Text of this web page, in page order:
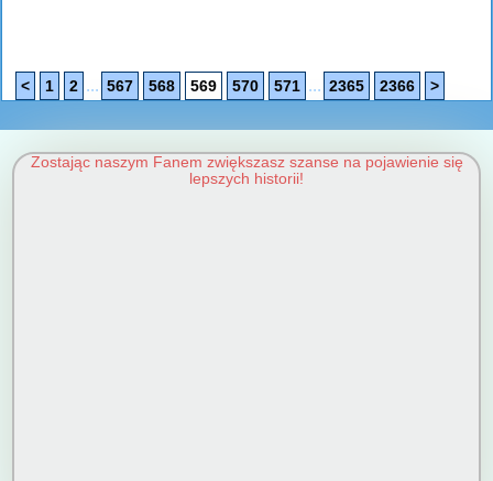
< 1 2 ... 567 568 569 570 571 ... 2365 2366 >
Zostając naszym Fanem zwiększasz szanse na pojawienie się
lepszych historii!